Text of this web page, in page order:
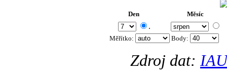
Den Měsíc
.
Měřítko: Body:
Zdroj dat: